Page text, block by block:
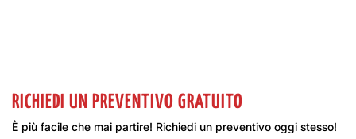
RICHIEDI UN PREVENTIVO GRATUITO
È più facile che mai partire! Richiedi un preventivo oggi stesso!